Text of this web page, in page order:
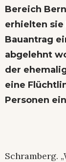
Bereich
erhielten sie
Bauantrag
abgelehnt
der
eine
Personen
Schramberg.